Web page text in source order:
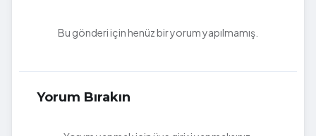
Bu gönderi için henüz bir yorum yapılmamış.
Yorum Bırakın